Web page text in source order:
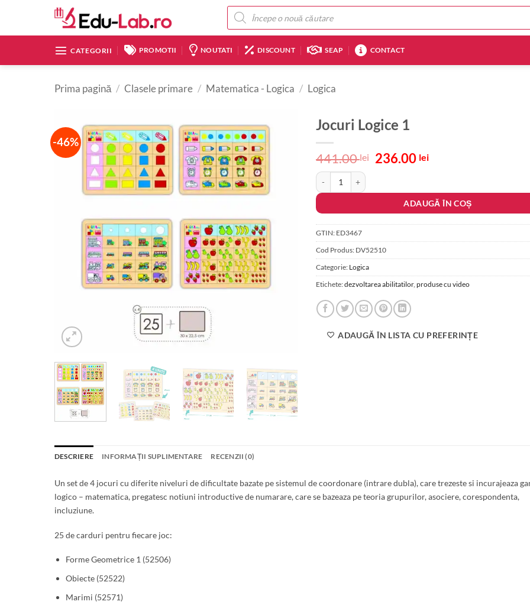
content
Products
search
CATEGORII PROMOTII NOUTATI DISCOUNT SEAP CONTACT
Prima pagină / Clasele primare / Matematica - Logica / Logica
-46%
Jocuri Logice 1
441.00lei
Prețul
fost:
441.00 lei.
236.00 leiPrețul
236.00 lei.
Cantitate Jocuri Logice 1
ADAUGĂ ÎN COȘ
GTIN: ED3467
Cod Produs: DV52510
Categorie: Logica
Etichete:dezvoltarea abilitatilor, produse cu video
ADAUGĂ ÎN LISTA CU PREFERINȚE
DESCRIERE INFORMAȚII SUPLIMENTARE RECENZII (0)
Un set de 4 jocuri cu diferite niveluri de dificultate bazate pe sistemul de coordonare (intrare dubla), care trezeste si incurajeaza
logico – matematica, pregatesc notiuni introductive de numarare, care se bazeaza pe teoria grupurilor, asociere, corespondenta,
incluziune.
25 de carduri pentru fiecare joc:
Forme Geometrice 1 (52506)
Obiecte (52522)
Marimi (52571)